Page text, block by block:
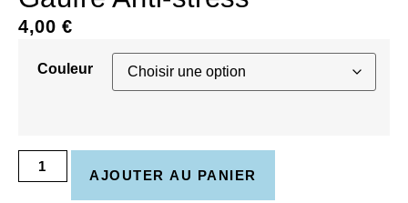
4,00 €
Couleur
AJOUTER AU PANIER